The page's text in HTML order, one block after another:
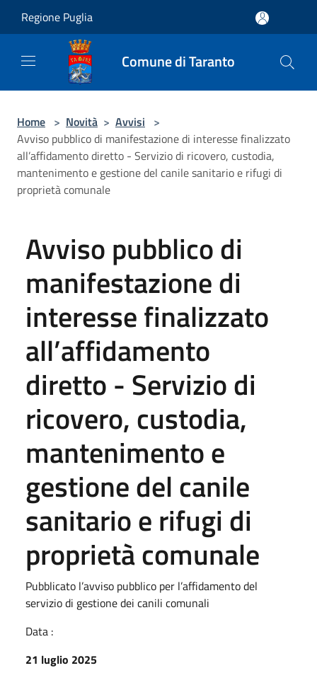
Regione Puglia
Comune di Taranto
Home > Novità > Avvisi >
Avviso pubblico di manifestazione di interesse finalizzato
all’affidamento diretto - Servizio di ricovero, custodia,
mantenimento e gestione del canile sanitario e rifugi di
proprietà comunale
Avviso pubblico di
manifestazione di
interesse finalizzato
all’affidamento
diretto - Servizio di
ricovero, custodia,
mantenimento e
gestione del canile
sanitario e rifugi di
proprietà comunale
Pubblicato l’avviso pubblico per l’affidamento del
servizio di gestione dei canili comunali
Data :
21 luglio 2025